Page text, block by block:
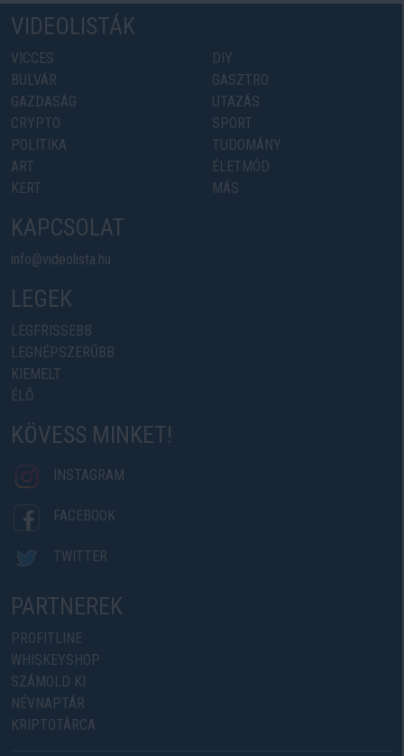
VIDEOLISTÁK
VICCES
BULVÁR
GAZDASÁG
CRYPTO
POLITIKA
ART
KERT
DIY
GASZTRO
UTAZÁS
SPORT
TUDOMÁNY
ÉLETMÓD
MÁS
KAPCSOLAT
info@videolista.hu
LEGEK
LEGFRISSEBB
LEGNÉPSZERŰBB
KIEMELT
ÉLŐ
KÖVESS MINKET!
INSTAGRAM
FACEBOOK
TWITTER
PARTNEREK
PROFITLINE
WHISKEYSHOP
SZÁMOLD KI
NÉVNAPTÁR
KRIPTOTÁRCA